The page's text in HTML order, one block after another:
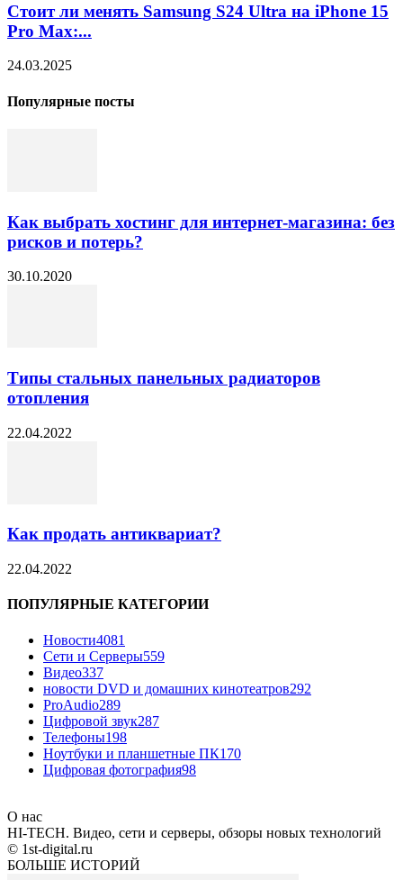
Стоит ли менять Samsung S24 Ultra на iPhone 15
Pro Max:...
24.03.2025
Популярные посты
Как выбрать хостинг для интернет-магазина: без
рисков и потерь?
30.10.2020
Типы стальных панельных радиаторов
отопления
22.04.2022
Как продать антиквариат?
22.04.2022
ПОПУЛЯРНЫЕ КАТЕГОРИИ
Новости4081
Сети и Серверы559
Видео337
новости DVD и домашних кинотеатров292
ProAudio289
Цифровой звук287
Телефоны198
Ноутбуки и планшетные ПК170
Цифровая фотография98
О нас
HI-TECH. Видео, сети и серверы, обзоры новых технологий
© 1st-digital.ru
БОЛЬШЕ ИСТОРИЙ